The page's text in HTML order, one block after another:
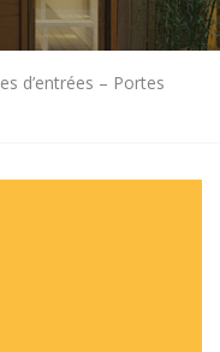
d’entrées – Portes